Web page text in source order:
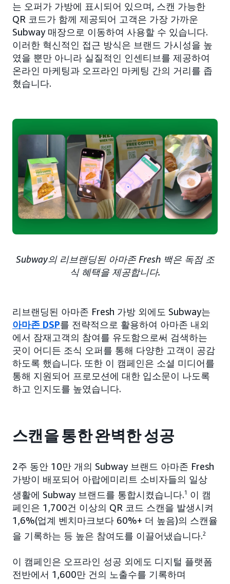
는 오퍼가 가방에 표시되어 있으며, 스캔 가능한
QR 코드가 함께 제공되어 고객은 가장 가까운
Subway 매장으로 이동하여 사용할 수 있습니다.
이러한 혁신적인 접근 방식은 브랜드 가시성을 높
였을 뿐만 아니라 실질적인 인센티브를 제공하여
온라인 마케팅과 오프라인 마케팅 간의 거리를 좁
혔습니다.
Subway의 리브랜딩된 아마존 Fresh 백은 독점 조
식 혜택을 제공합니다.
리브랜딩된 아마존 Fresh 가방 외에도 Subway는
아마존 DSP를 전략적으로 활용하여 아마존 내외
에서 잠재고객의 참여를 유도함으로써 검색하는
곳이 어디든 조식 오퍼를 통해 다양한 고객이 공감
하도록 했습니다. 또한 이 캠페인은 소셜 미디어를
통해 지원되어 프로모션에 대한 입소문이 나도록
하고 인지도를 높였습니다.
스캔을 통한 완벽한 성공
2주 동안 10만 개의 Subway 브랜드 아마존 Fresh
가방이 배포되어 아랍에미리트 소비자들의 일상
생활에 Subway 브랜드를 통합시켰습니다.1
이 캠
페인은 1,700건 이상의 QR 코드 스캔을 발생시켜
1,6%(업계 벤치마크보다 60%+ 더 높음)의 스캔율
을 기록하는 등 높은 참여도를 이끌어냈습니다.2
이 캠페인은 오프라인 성공 외에도 디지털 플랫폼
전반에서 1,600만 건의 노출수를 기록하며